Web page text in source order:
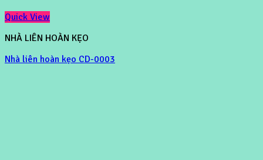
Quick View
NHÀ LIÊN HOÀN KẸO
Nhà liên hoàn kẹo CD-0003